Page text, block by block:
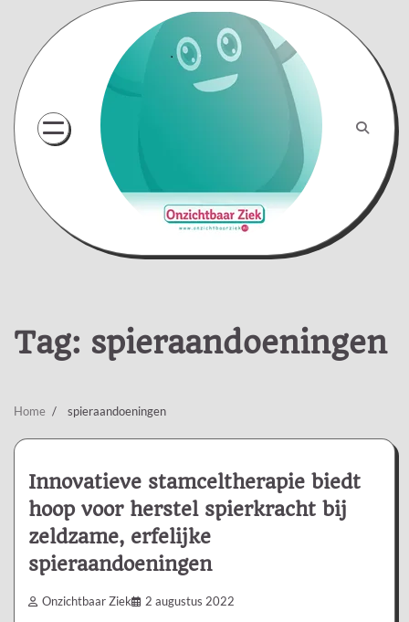
content
Tag: spieraandoeningen
Home spieraandoeningen
Innovatieve stamceltherapie biedt
hoop voor herstel spierkracht bij
zeldzame, erfelijke
spieraandoeningen
Onzichtbaar Ziek 2 augustus 2022